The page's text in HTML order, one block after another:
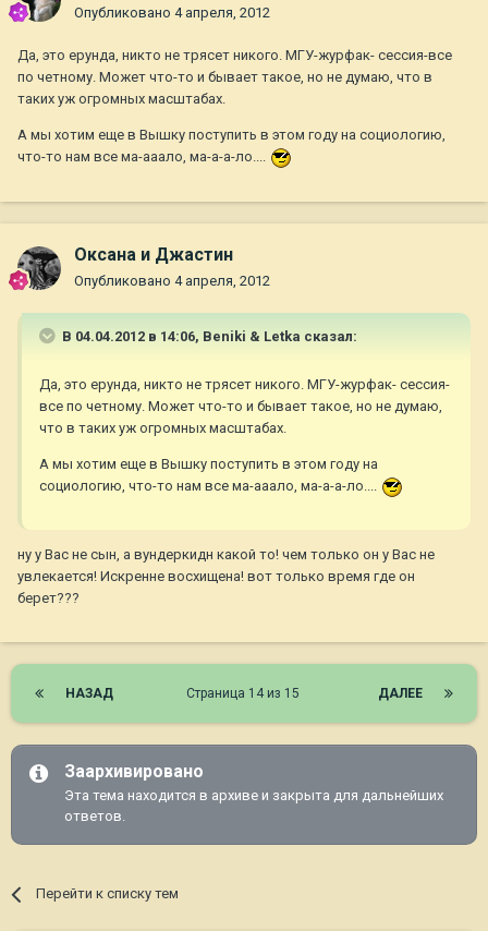
Опубликовано 4 апреля, 2012
Да, это ерунда, никто не трясет никого. МГУ-журфак- сессия-все
по четному. Может что-то и бывает такое, но не думаю, что в
таких уж огромных масштабах.
А мы хотим еще в Вышку поступить в этом году на социологию,
что-то нам все ма-ааало, ма-а-а-ло....
Оксана и Джастин
Опубликовано 4 апреля, 2012
В 04.04.2012 в 14:06, Beniki & Letka сказал:
Да, это ерунда, никто не трясет никого. МГУ-журфак- сессия-
все по четному. Может что-то и бывает такое, но не думаю,
что в таких уж огромных масштабах.
А мы хотим еще в Вышку поступить в этом году на
социологию, что-то нам все ма-ааало, ма-а-а-ло....
ну у Вас не сын, а вундеркидн какой то! чем только он у Вас не
увлекается! Искренне восхищена! вот только время где он
берет???
НАЗАД ДАЛЕЕ
Страница 14 из 15
Заархивировано
Эта тема находится в архиве и закрыта для дальнейших
ответов.
Перейти к списку тем